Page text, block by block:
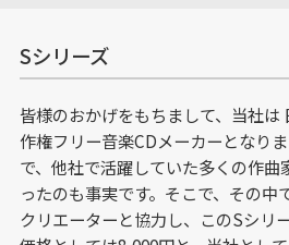
Sシリーズ
皆様のおかげをもちまして、当社は
作権フリー音楽CDメーカーとなり
で、他社で活躍していた多くの作
ったのも事実です。そこで、その中
クリエーターと協力し、このSシリ